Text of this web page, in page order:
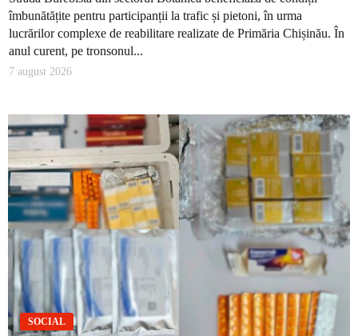
îmbunătățite pentru participanții la trafic și pietoni, în urma
lucrărilor complexe de reabilitare realizate de Primăria Chișinău. În
anul curent, pe tronsonul...
7 august 2026
SOCIAL